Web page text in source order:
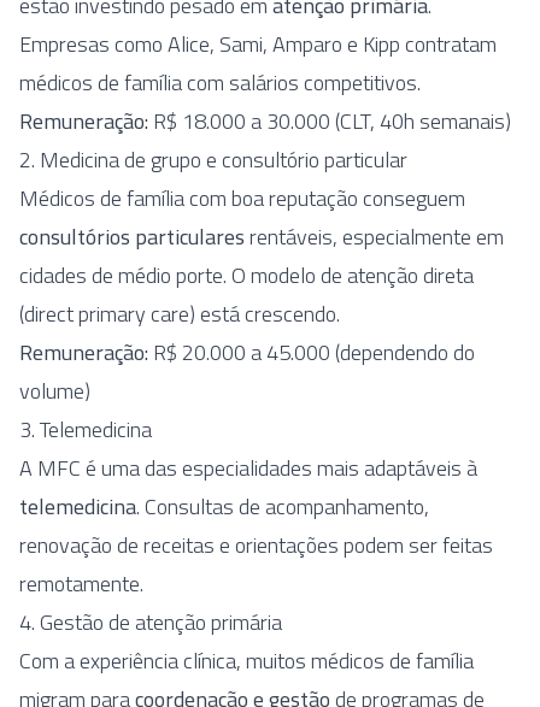
Empresas como Alice, Sami, Amparo e Kipp contratam
médicos de família com salários competitivos.
Remuneração: R$ 18.000 a 30.000 (CLT, 40h semanais)
2. Medicina de grupo e consultório particular
Médicos de família com boa reputação conseguem
consultórios particularesrentáveis, especialmente em
cidades de médio porte. O modelo de atenção direta
(direct primary care) está crescendo.
Remuneração: R$ 20.000 a 45.000 (dependendo do
volume)
3. Telemedicina
A MFC é uma das especialidades mais adaptáveis à
telemedicina. Consultas de acompanhamento,
renovação de receitas e orientações podem ser feitas
remotamente.
4. Gestão de atenção primária
Com a experiência clínica, muitos médicos de família
migram paracoordenação e gestãode programas de